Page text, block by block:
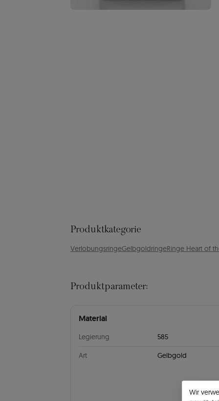
Produktkategorie
VerlobungsringeGelbgoldringeRinge Heart of
Produktparameter:
Material
Legierung 585
Art Gelbgold
Wir